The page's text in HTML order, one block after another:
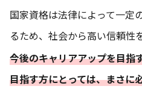
国家資格は法律によって一定
るため、社会から高い信頼性
今後のキャリアアップを目指
目指す方にとっては、まさに